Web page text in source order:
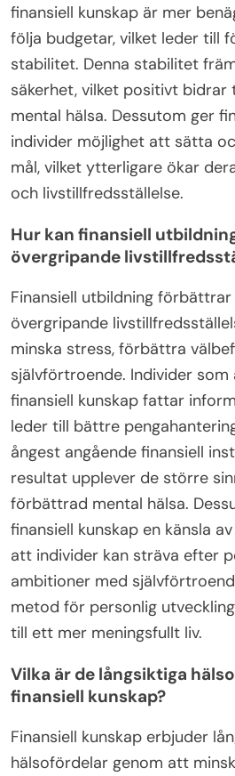
finansiell kunskap är mer
följa budgetar, vilket leder till
stabilitet. Denna stabilitet
säkerhet, vilket positivt bidrar
mental hälsa. Dessutom ger
individer möjlighet att sätta
mål, vilket ytterligare ökar
och livstillfredsställelse.
Hur kan finansiell
övergripande
Finansiell utbildning
övergripande
minska stress, förbättra
självförtroende. Individer
finansiell kunskap fattar
leder till bättre
ångest angående finansiell
resultat upplever de större
förbättrad mental hälsa.
finansiell kunskap en känsla
att individer kan sträva efter
ambitioner med
metod för personlig
till ett mer meningsfullt liv.
Vilka är de långsiktiga
finansiell kunskap?
Finansiell kunskap erbjuder
hälsofördelar genom att